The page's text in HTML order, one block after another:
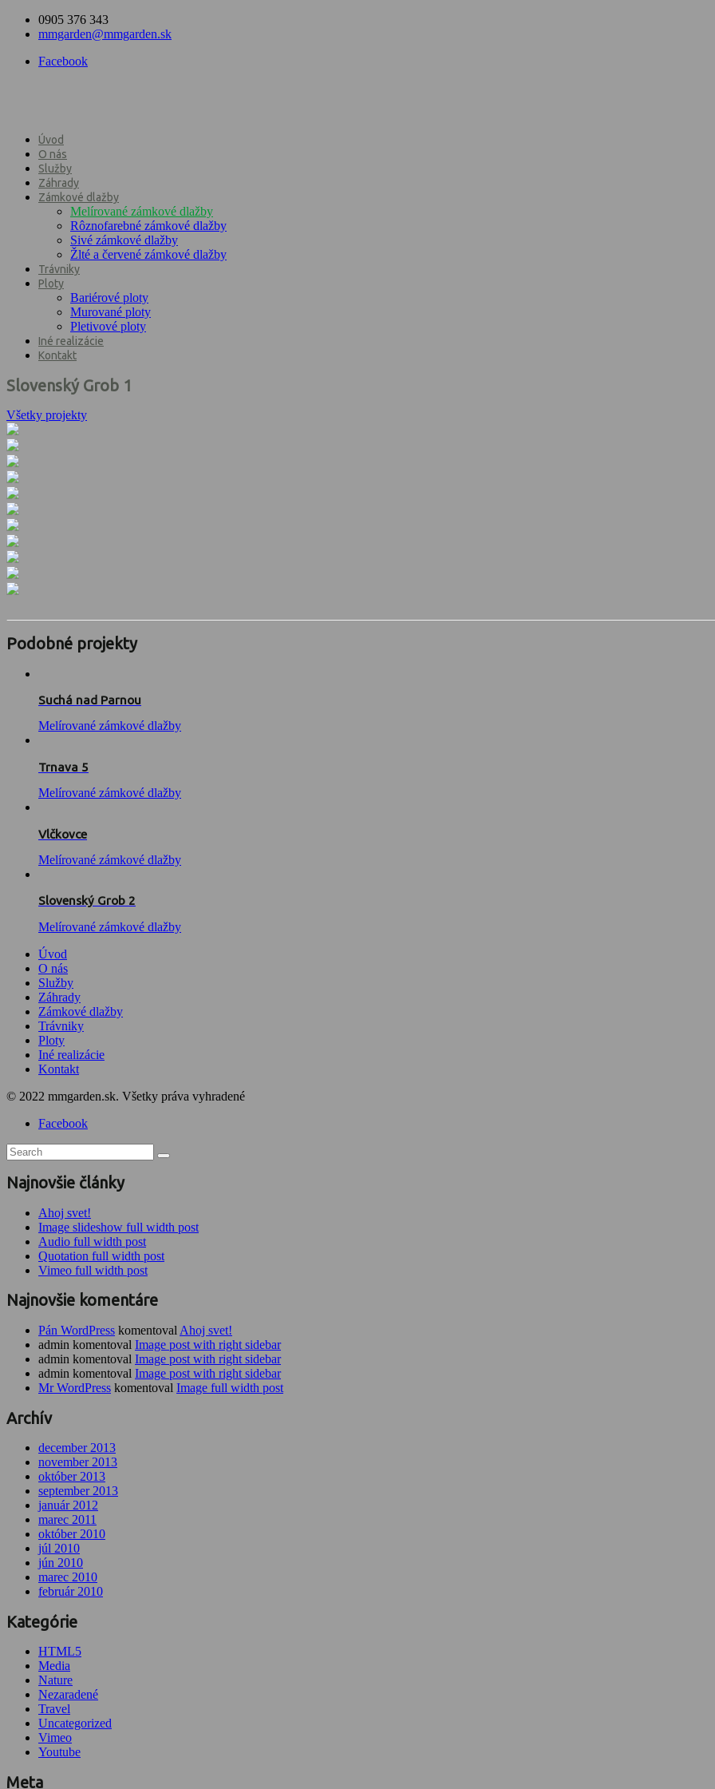
0905 376 343
mmgarden@mmgarden.sk
Facebook
Úvod
O nás
Služby
Záhrady
Zámkové dlažby
Melírované zámkové dlažby
Rôznofarebné zámkové dlažby
Sivé zámkové dlažby
Žlté a červené zámkové dlažby
Trávniky
Ploty
Bariérové ploty
Murované ploty
Pletivové ploty
Iné realizácie
Kontakt
Slovenský Grob 1
Všetky projekty
Podobné projekty
Suchá nad Parnou
Melírované zámkové dlažby
Trnava 5
Melírované zámkové dlažby
Vlčkovce
Melírované zámkové dlažby
Slovenský Grob 2
Melírované zámkové dlažby
Úvod
O nás
Služby
Záhrady
Zámkové dlažby
Trávniky
Ploty
Iné realizácie
Kontakt
© 2022 mmgarden.sk. Všetky práva vyhradené
Facebook
Najnovšie články
Ahoj svet!
Image slideshow full width post
Audio full width post
Quotation full width post
Vimeo full width post
Najnovšie komentáre
Pán WordPress komentoval Ahoj svet!
admin komentoval Image post with right sidebar
admin komentoval Image post with right sidebar
admin komentoval Image post with right sidebar
Mr WordPress komentoval Image full width post
Archív
december 2013
november 2013
október 2013
september 2013
január 2012
marec 2011
október 2010
júl 2010
jún 2010
marec 2010
február 2010
Kategórie
HTML5
Media
Nature
Nezaradené
Travel
Uncategorized
Vimeo
Youtube
Meta